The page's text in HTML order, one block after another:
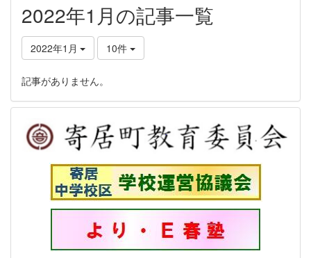
2022年1月の記事一覧
2022年1月 10件
記事がありません。